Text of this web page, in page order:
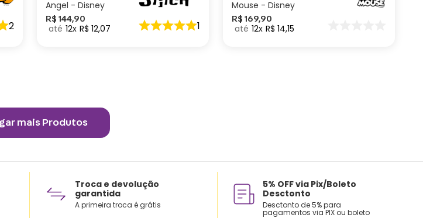
2
Angel - Disney
R$ 144,90
12 R$ 12,07 1
Mouse - Disney
R$ 169,90
12 R$ 14,15
Troca e devolução
garantida
A primeira troca é grátis
5% OFF via Pix/Boleto
Desctonto
Desctonto de 5% para
pagamentos via PIX ou boleto